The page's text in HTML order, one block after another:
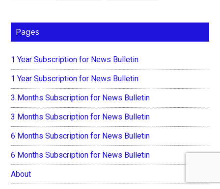
Pages
1 Year Subscription for News Bulletin
1 Year Subscription for News Bulletin
3 Months Subscription for News Bulletin
3 Months Subscription for News Bulletin
6 Months Subscription for News Bulletin
6 Months Subscription for News Bulletin
About